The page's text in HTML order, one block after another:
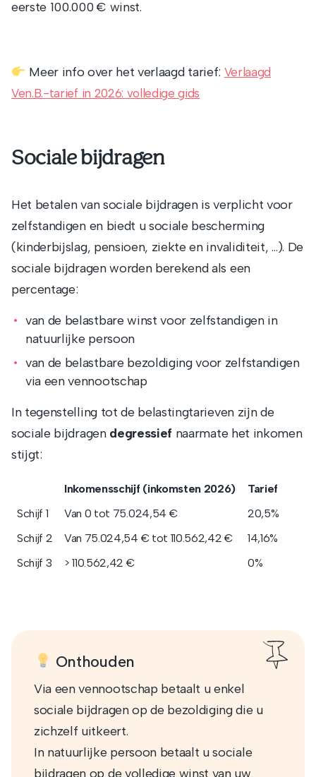
eerste 100.000 € winst.
Meer info over het verlaagd tarief: Verlaagd
Ven.B.-tarief in 2026: volledige gids
Sociale bijdragen
Het betalen van sociale bijdragen is verplicht voor
zelfstandigen en biedt u sociale bescherming
(kinderbijslag, pensioen, ziekte en invaliditeit, …). De
sociale bijdragen worden berekend als een
percentage:
van de belastbare winst voor zelfstandigen in
natuurlijke persoon
van de belastbare bezoldiging voor zelfstandigen
via een vennootschap
In tegenstelling tot de belastingtarieven zijn de
sociale bijdragen degressief naarmate het inkomen
stijgt:
Inkomensschijf (inkomsten 2026)
Tarief
Schijf 1
Van 0 tot 75.024,54 €
20,5%
Schijf 2
Van 75.024,54 € tot 110.562,42 €
14,16%
Schijf 3
> 110.562,42 € 0%
Onthouden
Via een vennootschap betaalt u enkel
sociale bijdragen op de bezoldiging die u
zichzelf uitkeert.
In natuurlijke persoon betaalt u sociale
bijdragen op de volledige winst van uw